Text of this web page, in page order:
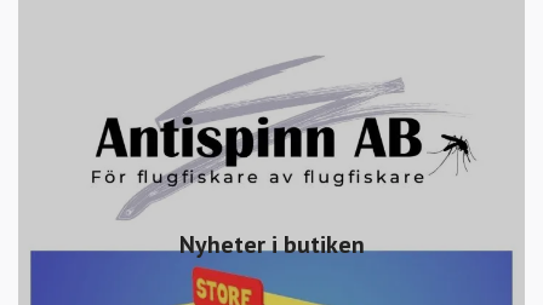
Nyheter i butiken